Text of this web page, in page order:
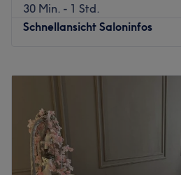
30 Min. - 1 Std.
Schnellansicht Saloninfos
Donnerstag
Freitag
Samstag
Sonntag